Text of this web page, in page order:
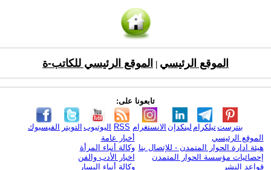
الموقع الرئيسي الموقع الرئيسي للكاتب-ة
تابعونا على:
الفيسبوك التويتر اليوتيوب RSS الانستغرام لينكدإن تيلكرامبنترست
الموقع الرئيسي
هيئة ادارة الحوار المتمدن - للإتصال بنا
إحصائيات مؤسسة الحوار المتمدن
قواعد النشر
أخبار عامة
وكالة أنباء المرأة
اخبار الأدب والفن
وكالة أنباء اليسار